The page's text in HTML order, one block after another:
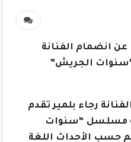
انضمام الفنانة
“سنوات الجريش”
رجاء بلمير تقدم
مسلسل “سنوات
حسب الأحداث اللغة